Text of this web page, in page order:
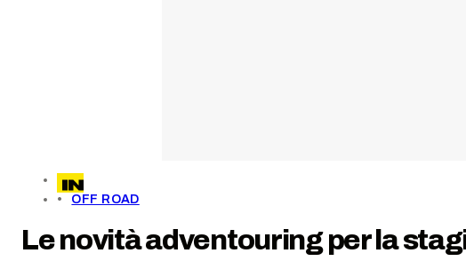
OFF ROAD
Le novità adventouring per la